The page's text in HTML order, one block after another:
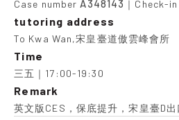
Case number A348143 ｜Check-
tutoring address
To Kwa Wan,宋皇臺道傲雲峰會所
Time
三五｜17:00-19:30
Remark
英文版CES，保底提升，宋皇臺D